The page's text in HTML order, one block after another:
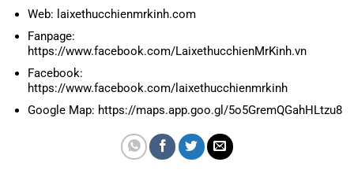
Web: laixethucchienmrkinh.com
Fanpage:
https://www.facebook.com/LaixethucchienMrKinh.vn
Facebook:
https://www.facebook.com/laixethucchienmrkinh
Google Map: https://maps.app.goo.gl/5o5GremQGahHLtzu8